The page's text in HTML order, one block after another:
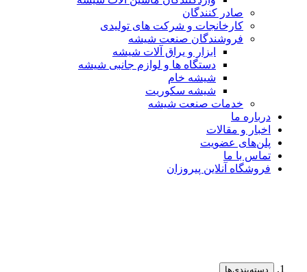
صادر کنندگان
کارخانجات و شرکت های تولیدی
فروشندگان صنعت شیشه
ابزار و یراق آلات شیشه
دستگاه ها و لوازم جانبی شیشه
شیشه خام
شیشه سکوریت
خدمات صنعت شیشه
درباره ما
اخبار و مقالات
پلن‌های عضویت
تماس با ما
فروشگاه آنلاین پیروزان
دسته‌بندی‌ها